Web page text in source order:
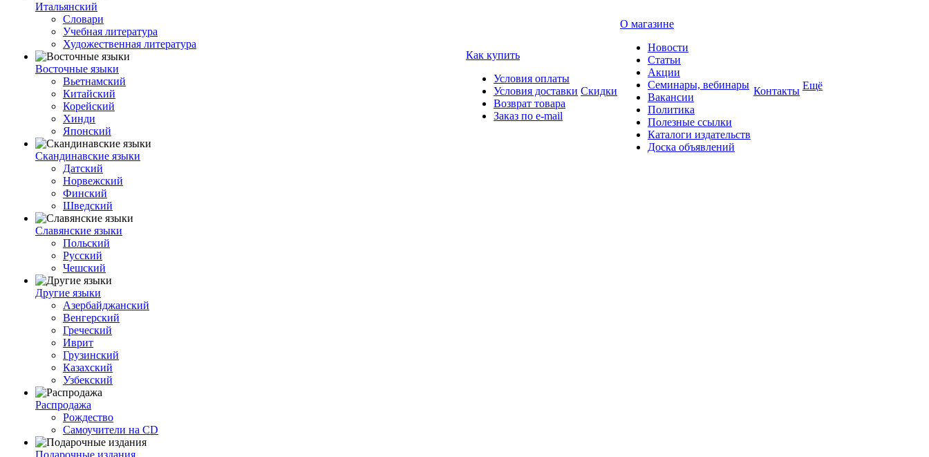
Итальянский
Словари
Учебная литература
Художественная литература
Восточные языки
Вьетнамский
Китайский
Корейский
Хинди
Японский
Скандинавские языки
Датский
Норвежский
Финский
Шведский
Славянские языки
Польский
Русский
Чешский
Другие языки
Азербайджанский
Венгерский
Греческий
Иврит
Грузинский
Казахский
Узбекский
Распродажа
Рождество
Самоучители на CD
Подарочные издания
Как купить
Условия оплаты
Условия доставки
Возврат товара
Заказ по e-mail
Скидки
О магазине
Новости
Статьи
Акции
Семинары, вебинары
Вакансии
Политика
Полезные ссылки
Каталоги издательств
Доска объявлений
Контакты Ещё